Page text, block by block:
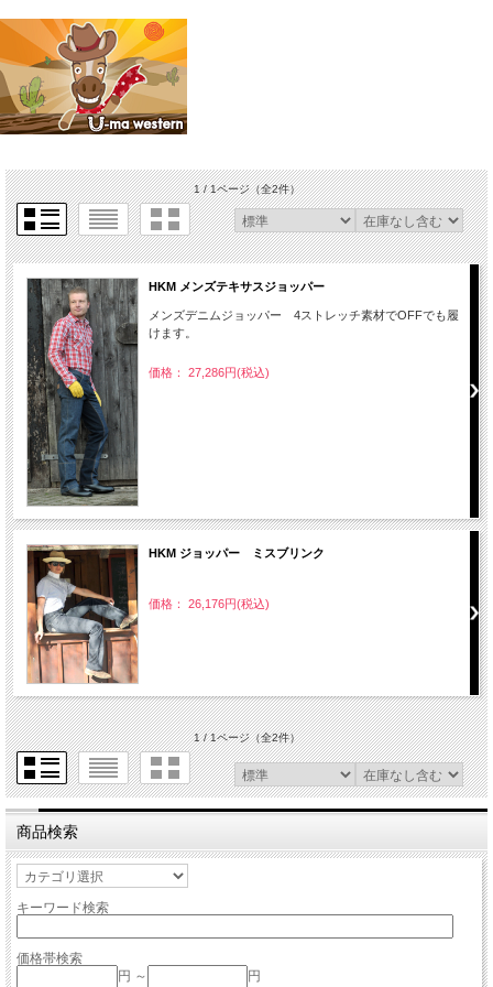
1 / 1ページ（全2件）
HKM メンズテキサスジョッパー
メンズデニムジョッパー 4ストレッチ素材でOFFでも履
けます。
価格： 27,286円(税込)
HKM ジョッパー ミスブリンク
価格： 26,176円(税込)
1 / 1ページ（全2件）
商品検索
キーワード検索
価格帯検索
円 ～
円